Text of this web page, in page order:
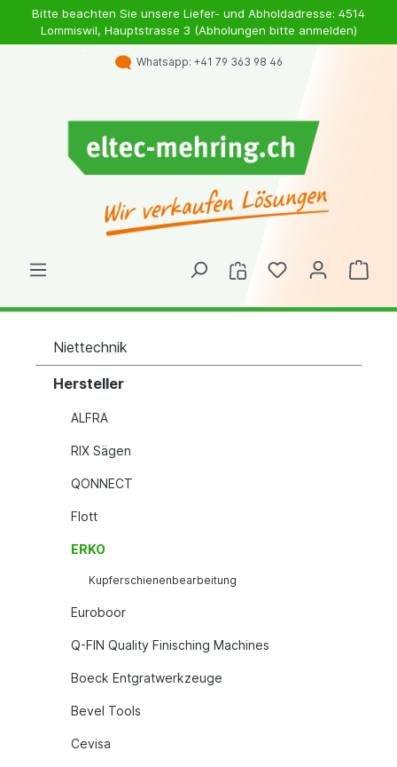
Bitte beachten Sie unsere Liefer- und Abholdadresse: 4514
Lommiswil, Hauptstrasse 3 (Abholungen bitte anmelden)
Whatsapp: +41 79 363 98 46
Niettechnik
Hersteller
ALFRA
RIX Sägen
QONNECT
Flott
ERKO
Kupferschienenbearbeitung
Euroboor
Q-FIN Quality Finisching Machines
Boeck Entgratwerkzeuge
Bevel Tools
Cevisa